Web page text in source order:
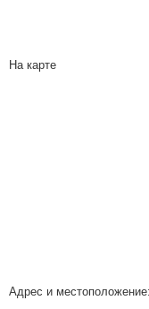
На карте
Адрес и